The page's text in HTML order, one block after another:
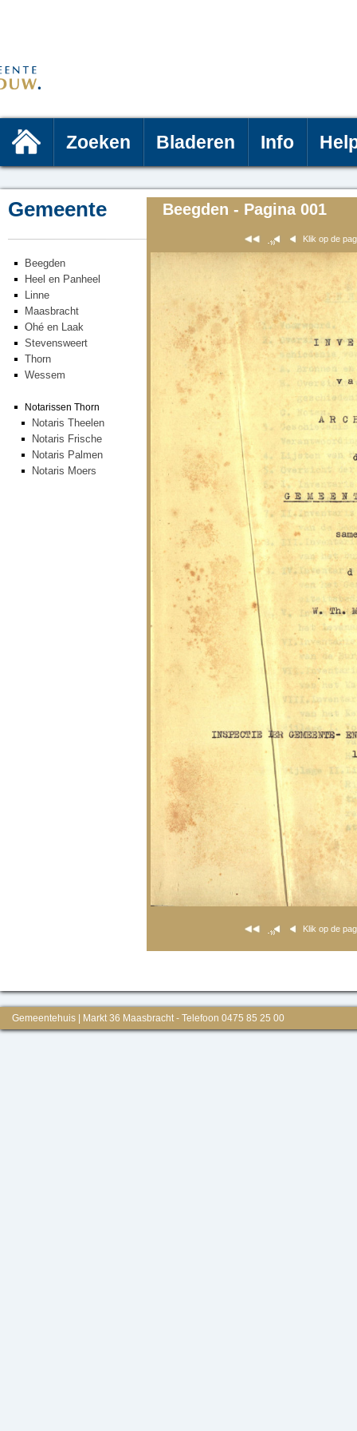
Zoeken Bladeren Info
Gemeente
Beegden
Heel en Panheel
Linne
Maasbracht
Ohé en Laak
Stevensweert
Thorn
Wessem
Notarissen Thorn
Notaris Theelen
Notaris Frische
Notaris Palmen
Notaris Moers
Beegden - Pagina 001
Klik op de
Klik op de
Gemeentehuis | Markt 36 Maasbracht - Telefoon 0475 85 25 00